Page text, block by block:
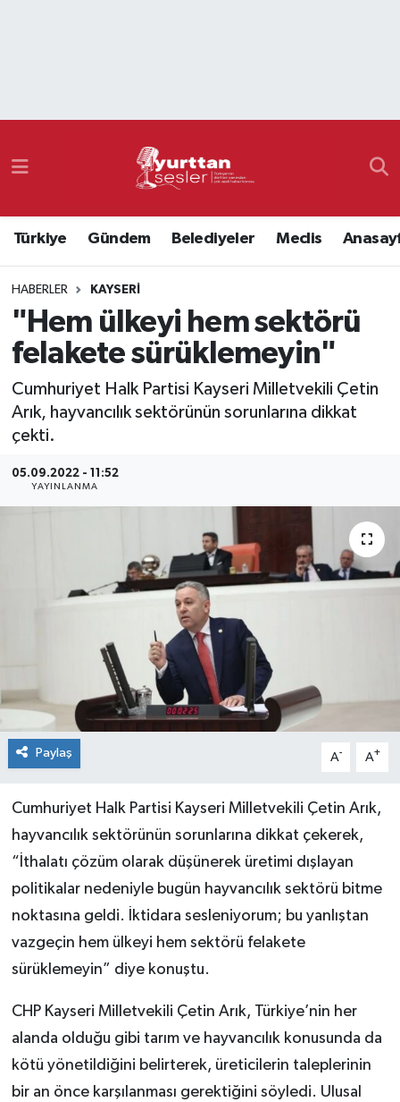
Türkiye Gündem Belediyeler Meclis
HABERLER KAYSERI
"Hem ülkeyi hem sektörü
felakete sürüklemeyin"
Cumhuriyet Halk Partisi Kayseri Milletvekili Çetin
Arık, hayvancılık sektörünün sorunlarına dikkat
çekti.
05.09.2022 - 11:52
YAYINLANMA
Paylaş A- A+
Cumhuriyet Halk Partisi Kayseri Milletvekili Çetin Arık,
hayvancılık sektörünün sorunlarına dikkat çekerek,
“İthalatı çözüm olarak düşünerek üretimi dışlayan
politikalar nedeniyle bugün hayvancılık sektörü bitme
noktasına geldi. İktidara sesleniyorum; bu yanlıştan
vazgeçin hem ülkeyi hem sektörü felakete
sürüklemeyin” diye konuştu.
CHP Kayseri Milletvekili Çetin Arık, Türkiye’nin her
alanda olduğu gibi tarım ve hayvancılık konusunda da
kötü yönetildiğini belirterek, üreticilerin taleplerinin
bir an önce karşılanması gerektiğini söyledi. Ulusal
Namaz Vakitleri
Süper Lig Puan Durumu ve Fikstür
Tüm Manşetler
Son Dakika Haberleri
Haber Arşivi